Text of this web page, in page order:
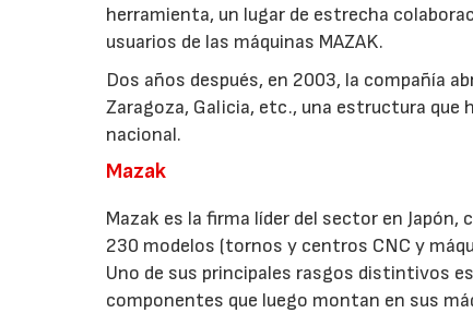
herramienta, un lugar de estrecha
usuarios de las máquinas MAZAK.
Dos años después, en 2003, la compañía
Zaragoza, Galicia, etc., una estructura
nacional.
Mazak
Mazak es la firma líder del sector en
230 modelos (tornos y centros CNC y
Uno de sus principales rasgos distintivos
componentes que luego montan en sus